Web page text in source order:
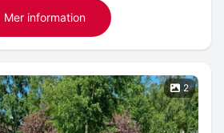
Mer information
2